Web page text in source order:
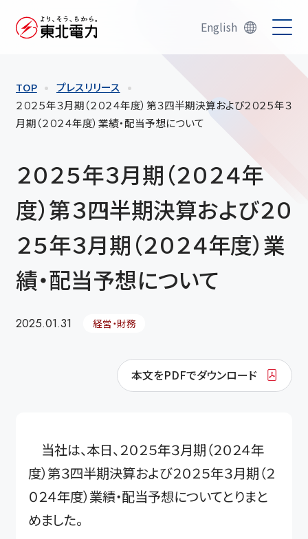
English
TOP
プレスリリース
２０２５年３月期（２０２４年度）第３四半期決算および２０２５年３
月期（２０２４年度）業績・配当予想について
２０２５年３月期（２０２４年
度）第３四半期決算および２０
２５年３月期（２０２４年度）業
績・配当予想について
2025.01.31 経営・財務
本文をPDFでダウンロード
当社は、本日、２０２５年３月期（２０２４年
度）第３四半期決算および２０２５年３月期（２
０２４年度）業績・配当予想についてとりまと
めました。